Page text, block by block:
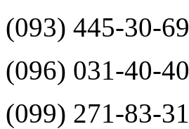
(093) 445-30-69
(096) 031-40-40
(099) 271-83-31